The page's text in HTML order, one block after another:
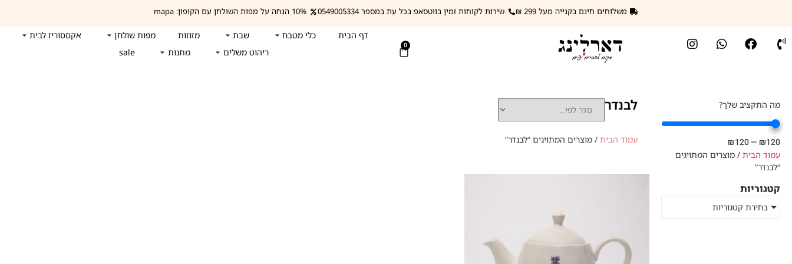
משלוחים חינם בקנייה מעל 299 ₪ שירות לקוחות זמין בווטסאפ בכל עת במספר 0549005334 10% הנחה על מפות השולחן עם הקופון: mapa
0
דף הבית כלי מטבח שבת מזוזות מפות שולחן
אקססוריז לבית
ריהוט משלים
מתנות sale
עמוד הבית/ מוצרים המתויגים “לבנדר”
לבנדר
עמוד הבית / מוצרים המתויגים
“לבנדר”
קטגוריות
בחירת קטגוריות
מה התקציב שלך?
₪120
—
₪120